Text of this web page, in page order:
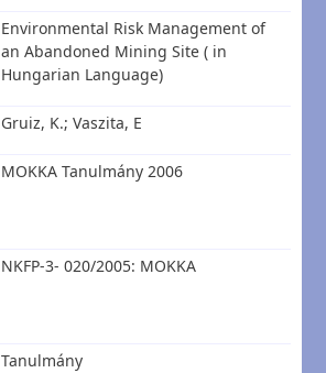
Environmental Risk Management of
an Abandoned Mining Site ( in
Hungarian Language)
Gruiz, K.; Vaszita, E
MOKKA Tanulmány 2006
NKFP-3- 020/2005: MOKKA
Tanulmány